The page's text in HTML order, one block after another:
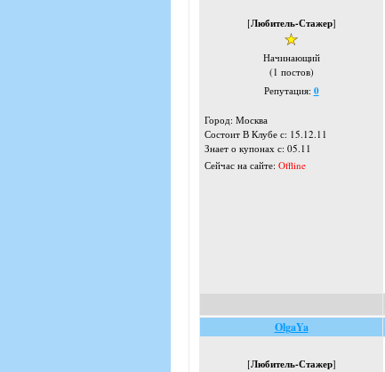
[Любитель-Стажер]
Начинающий
(1 постов)
Репутация: 0
Город: Москва
Состоит В Клубе с: 15.12.11
Знает о купонах с: 05.11
Сейчас на сайте: Offline
OlgaYa
[Любитель-Стажер]